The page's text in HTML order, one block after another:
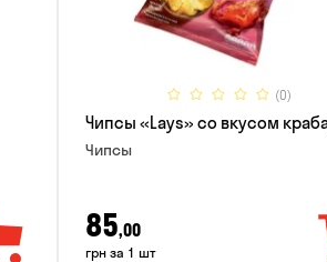
(0)
Чипсы «Lays» со вкусом
Чипсы
85,00
грн за 1 шт